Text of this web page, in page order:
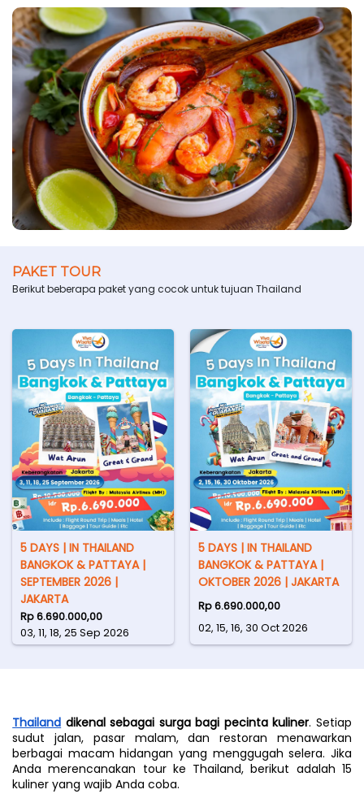
PAKET TOUR
Berikut beberapa paket yang cocok untuk tujuan Thailand
5 DAYS | IN THAILAND
BANGKOK & PATTAYA |
SEPTEMBER 2026 |
JAKARTA
Rp 6.690.000,00
03, 11, 18, 25 Sep 2026
5 DAYS | IN THAILAND
BANGKOK & PATTAYA |
OKTOBER 2026 | JAKARTA
Rp 6.690.000,00
02, 15, 16, 30 Oct 2026
Thailand dikenal sebagai surga bagi pecinta kuliner. Setiap
sudut jalan, pasar malam, dan restoran menawarkan
berbagai macam hidangan yang menggugah selera. Jika
Anda merencanakan tour ke Thailand, berikut adalah 15
kuliner yang wajib Anda coba.